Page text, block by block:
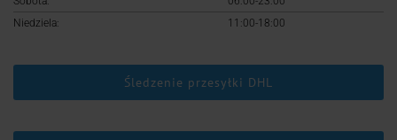
Niedziela:
11:00-18:00
Śledzenie przesyłki DHL